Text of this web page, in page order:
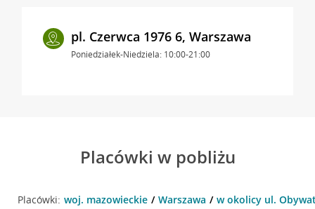
pl. Czerwca 1976 6, Warszawa
Poniedziałek-Niedziela: 10:00-21:00
Placówki w pobliżu
Placówki: woj. mazowieckie Warszawa w okolicy ul.